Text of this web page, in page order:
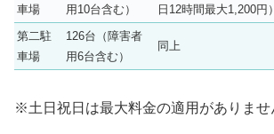
車場
用10台含む）
日12時間最大1,200円）
第二駐
車場
126台（障害者
用6台含む）
同上
※土日祝日は最大料金の適用がありませ